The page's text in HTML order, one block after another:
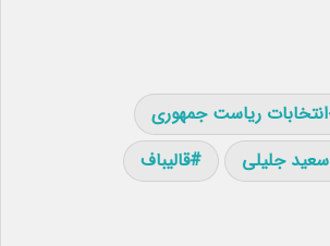
انتخابات ریاست جمهوری
سعید جلیلی قالیباف